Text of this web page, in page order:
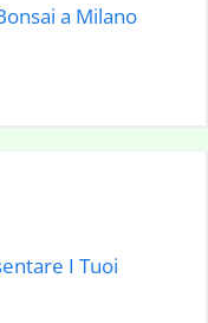
a Milano
I Tuoi